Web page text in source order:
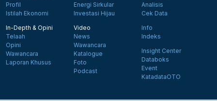
Profil
Istilah Ekonomi
Energi Sirkular
Investasi Hijau
Analisis
Cek Data
In-Depth & Opini
Telaah
Opini
Wawancara
Laporan Khusus
Video
News
Wawancara
Katalogue
Foto
Podcast
Info
Indeks
Insight Center
Databoks
Event
KatadataOTO